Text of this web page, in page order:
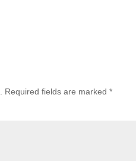
Required fields are marked*